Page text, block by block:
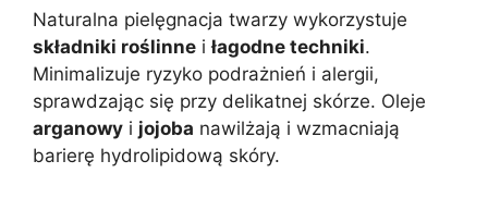
Naturalna pielęgnacja twarzy wykorzystuje
składniki roślinne iłagodne techniki.
Minimalizuje ryzyko podrażnień i alergii,
sprawdzając się przy delikatnej skórze. Oleje
arganowy i jojoba nawilżają i wzmacniają
barierę hydrolipidową skóry.